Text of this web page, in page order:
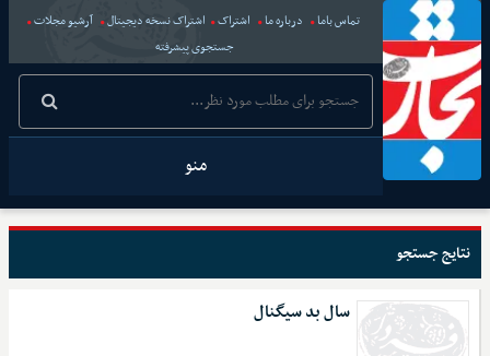
تماس باما درباره ما اشتراک اشتراک نسخه دیجیتال
آرشیو مجلات
جستجوی پیشرفته
منو
نتایج جستجو
سال بد سیگنال